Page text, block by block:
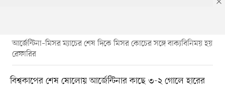
আর্জেন্টিনা–মিসর ম্যাচের শেষ দিকে মিসর কোচের সঙ্গে বাক্যবিনিময় হয়
রেফারির
বিশ্বকাপের শেষ ষোলোয় আর্জেন্টিনার কাছে ৩-২ গোলে হারের